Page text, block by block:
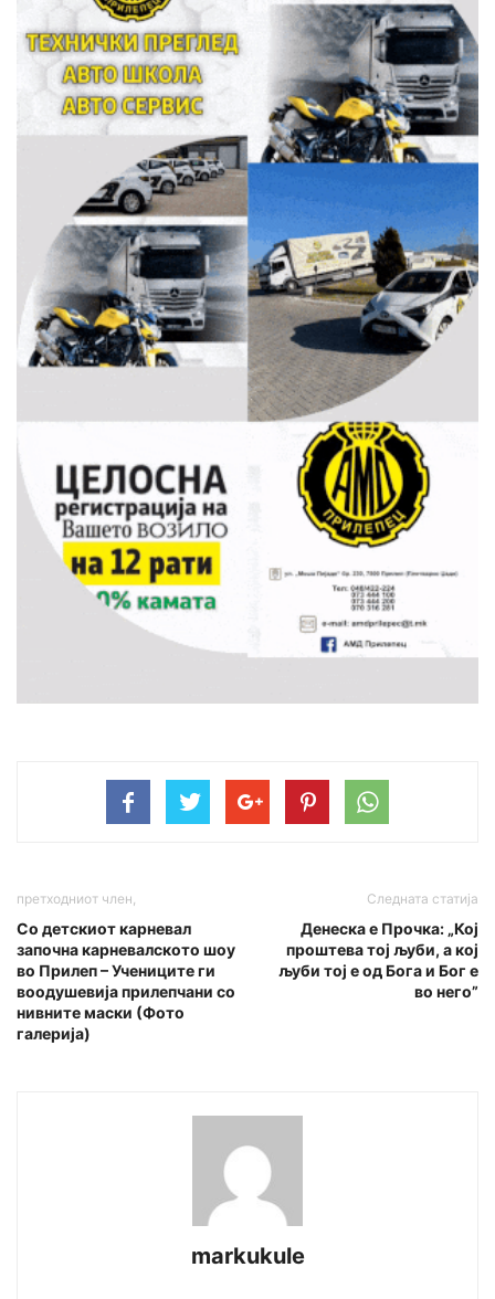
претходниот член,
Со детскиот карневал
започна карневалското шоу
во Прилеп – Учениците ги
воодушевија прилепчани со
нивните маски (Фото
галерија)
Следната статија
Денеска е Прочка: „Кој
проштева тој љуби, а кој
љуби тој е од Бога и Бог е
во него”
markukule